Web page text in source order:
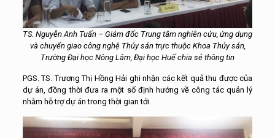
TS. Nguyễn Anh Tuấn – Giám đốc Trung tâm nghiên cứu, ứng dụng
và chuyển giao công nghệ Thủy sản trực thuộc Khoa Thủy sản,
Trường Đại học Nông Lâm, Đại học Huế chia sẻ thông tin
PGS. TS. Trương Thị Hồng Hải ghi nhận các kết quả thu được của
dự án, đồng thời đưa ra một số định hướng về công tác quản lý
nhằm hỗ trợ dự án trong thời gian tới.